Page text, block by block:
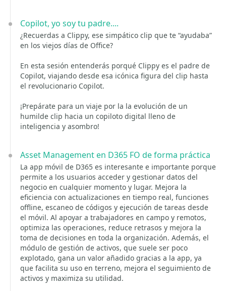
Copilot, yo soy tu padre....
¿Recuerdas a Clippy, ese simpático clip que te “ayudaba”
en los viejos días de Office?
En esta sesión entenderás porqué Clippy es el padre de
Copilot, viajando desde esa icónica figura del clip hasta
el revolucionario Copilot.
¡Prepárate para un viaje por la la evolución de un
humilde clip hacia un copiloto digital lleno de
inteligencia y asombro!
Asset Management en D365 FO de forma práctica
La app móvil de D365 es interesante e importante porque
permite a los usuarios acceder y gestionar datos del
negocio en cualquier momento y lugar. Mejora la
eficiencia con actualizaciones en tiempo real, funciones
offline, escaneo de códigos y ejecución de tareas desde
el móvil. Al apoyar a trabajadores en campo y remotos,
optimiza las operaciones, reduce retrasos y mejora la
toma de decisiones en toda la organización. Además, el
módulo de gestión de activos, que suele ser poco
explotado, gana un valor añadido gracias a la app, ya
que facilita su uso en terreno, mejora el seguimiento de
activos y maximiza su utilidad.